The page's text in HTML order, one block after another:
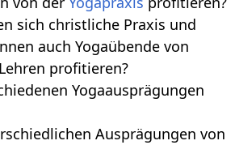
sich christliche Praxis und
auch Yogaübende von
Lehren profitieren?
Yogaausprägungen
Ausprägungen von